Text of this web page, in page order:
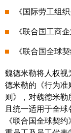
接
盒
系
及
组
件
非
流
电
业
单
对
以
太
网
交
付
务
咨
询
和
中
心
人
资
源
合
规
冲突矿
气候保护
认证与
《国际劳工组
《联合国工商
《联合国全球
魏德米勒将人权
德米勒的《行为
则》，对魏德米勒
且统一适用于全
《联合国全球契